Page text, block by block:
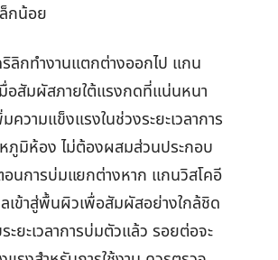
กน้อย
ริลิกทำงานแตกต่างออกไป แกน
อสัมผัสภายใต้แรงกดที่แน่นหนา
ความแข็งแรงในช่วงระยะเวลาการ
มิห้อง ไม่ต้องผสมส่วนประกอบ
อนการบ่มแยกต่างหาก แกนวิสโคอี
เข้าสู่พื้นผิวเพื่อสัมผัสอย่างใกล้ชิด
ะยะเวลาการบ่มตัวแล้ว รอยต่อจะ